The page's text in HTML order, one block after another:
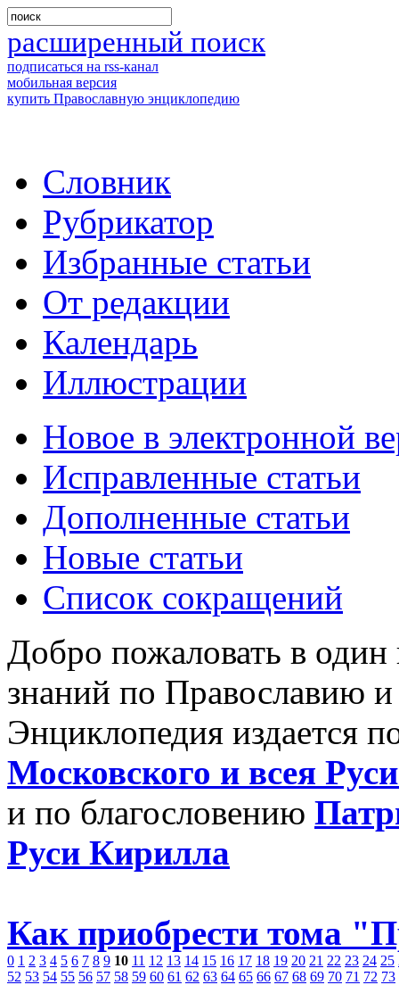
расширенный поиск
подписаться на rss-канал
мобильная версия
купить Православную энциклопедию
Словник
Рубрикатор
Избранные статьи
От редакции
Календарь
Иллюстрации
Новое в электронной
Исправленные статьи
Дополненные статьи
Новые статьи
Список сокращений
Добро пожаловать в
знаний по Православию
Энциклопедия издается
Московского и всея
и по благословению
Руси Кирилла
Как приобрести тома
0 1 2 3 4 5 6 7 8 9 10 11 12 13 14 15 16 17 18 19 20 21 22 23 24 25
52 53 54 55 56 57 58 59 60 61 62 63 64 65 66 67 68 69 70 71 72 73